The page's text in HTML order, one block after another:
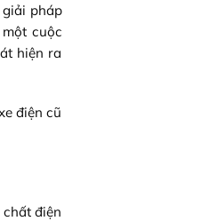
pháp
cuộc
hiện ra
điện cũ
điện